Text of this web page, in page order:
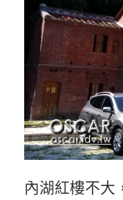
內湖紅樓不大